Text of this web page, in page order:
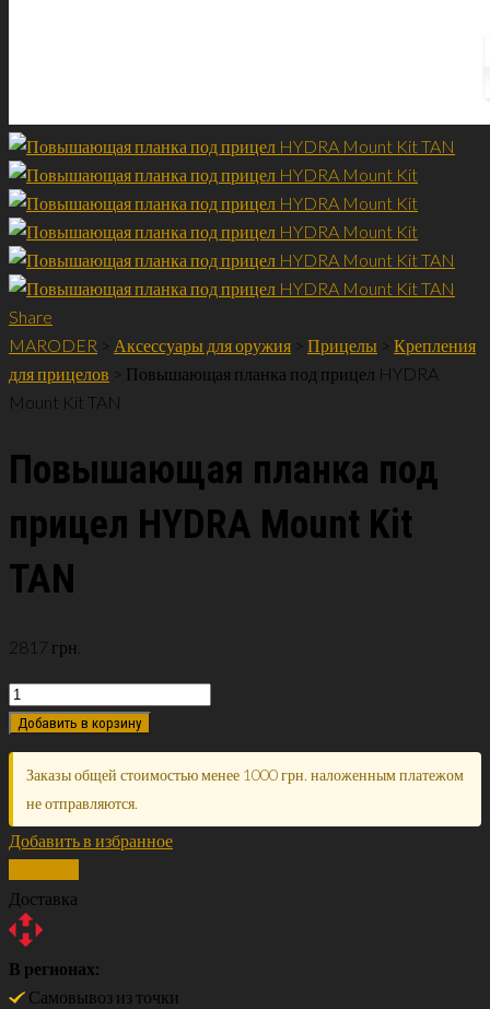
Share
MARODER > Аксессуары для оружия > Прицелы > Крепления
для прицелов > Повышающая планка под прицел HYDRA
Mount Kit TAN
Повышающая планка под
прицел HYDRA Mount Kit
TAN
2817 грн.
Добавить в корзину
Заказы общей стоимостью менее 1000 грн. наложенным платежом
не отправляются.
Добавить в избранное
Доставка
В регионах:
Самовывоз из точки